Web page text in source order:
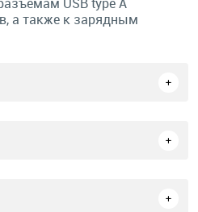
а также к зарядным